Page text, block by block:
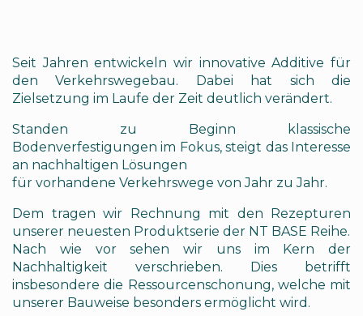
Seit Jahren entwickeln wir innovative Additive für
den Verkehrswegebau. Dabei hat sich die
Zielsetzung im Laufe der Zeit deutlich verändert.
Standen zu Beginn klassische
Bodenverfestigungen im Fokus, steigt das Interesse
an nachhaltigen Lösungen
für vorhandene Verkehrswege von Jahr zu Jahr.
Dem tragen wir Rechnung mit den Rezepturen
unserer neuesten Produktserie der NT BASE Reihe.
Nach wie vor sehen wir uns im Kern der
Nachhaltigkeit verschrieben. Dies betrifft
insbesondere die Ressourcenschonung, welche mit
unserer Bauweise besonders ermöglicht wird.